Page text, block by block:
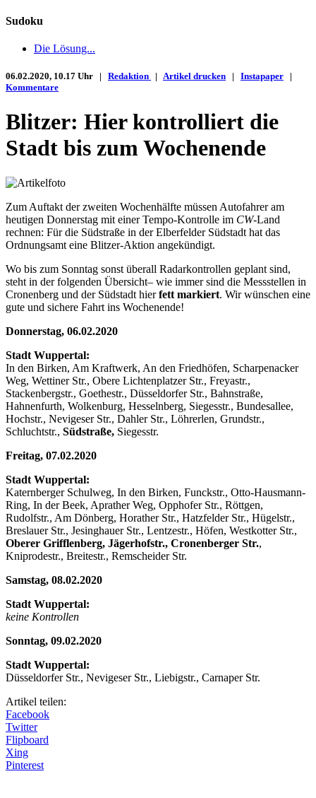
Sudoku
Die Lösung...
06.02.2020, 10.17 Uhr | Redaktion | Artikel drucken | Instapaper |
Kommentare
Blitzer: Hier kontrolliert die
Stadt bis zum Wochenende
Zum Auftakt der zweiten Wochenhälfte müssen Autofahrer am
heutigen Donnerstag mit einer Tempo-Kontrolle im CW-Land
rechnen: Für die Südstraße in der Elberfelder Südstadt hat das
Ordnungsamt eine Blitzer-Aktion angekündigt.
Wo bis zum Sonntag sonst überall Radarkontrollen geplant sind,
steht in der folgenden Übersicht– wie immer sind die Messstellen in
Cronenberg und der Südstadt hierfett markiert. Wir wünschen eine
gute und sichere Fahrt ins Wochenende!
Donnerstag, 06.02.2020
Stadt Wuppertal:
In den Birken, Am Kraftwerk, An den Friedhöfen, Scharpenacker
Weg, Wettiner Str., Obere Lichtenplatzer Str., Freyastr.,
Stackenbergstr., Goethestr., Düsseldorfer Str., Bahnstraße,
Hahnenfurth, Wolkenburg, Hesselnberg, Siegesstr., Bundesallee,
Hochstr., Nevigeser Str., Dahler Str., Löhrerlen, Grundstr.,
Schluchtstr., Südstraße, Siegesstr.
Freitag, 07.02.2020
Stadt Wuppertal:
Katernberger Schulweg, In den Birken, Funckstr., Otto-Hausmann-
Ring, In der Beek, Aprather Weg, Opphofer Str., Röttgen,
Rudolfstr., Am Dönberg, Horather Str., Hatzfelder Str., Hügelstr.,
Breslauer Str., Jesinghauer Str., Lentzestr., Höfen, Westkotter Str.,
Oberer Grifflenberg, Jägerhofstr., Cronenberger Str.,
Kniprodestr., Breitestr., Remscheider Str.
Samstag, 08.02.2020
Stadt Wuppertal:
keine Kontrollen
Sonntag, 09.02.2020
Stadt Wuppertal:
Düsseldorfer Str., Nevigeser Str., Liebigstr., Carnaper Str.
Artikel teilen:
Facebook
Twitter
Flipboard
Xing
Pinterest